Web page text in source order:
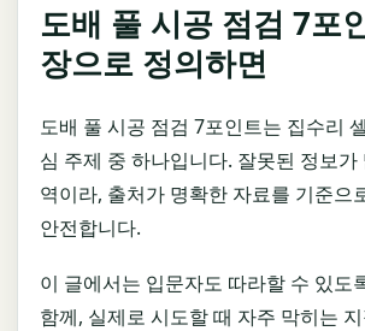
도배 풀 시공 점검 7포
장으로 정의하면
도배 풀 시공 점검 7포인트는 집수리
심 주제 중 하나입니다. 잘못된 정보가
역이라, 출처가 명확한 자료를 기준으
안전합니다.
이 글에서는 입문자도 따라할 수 있도
함께, 실제로 시도할 때 자주 막히는